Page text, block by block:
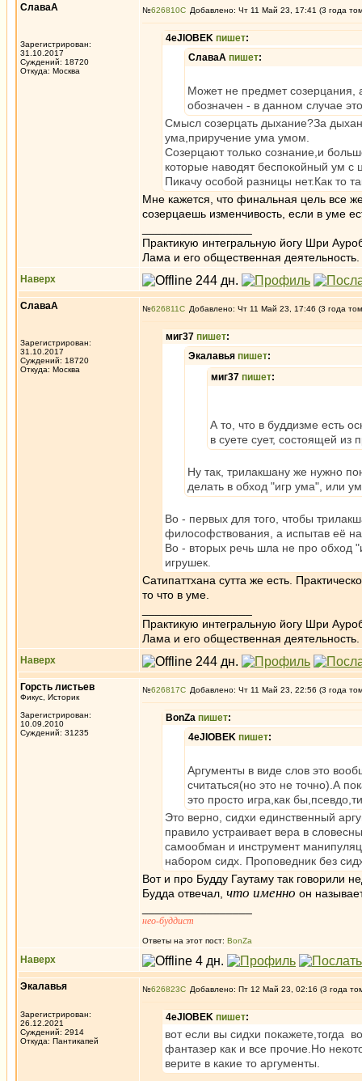
СлаваА
Зарегистрирован:
31.10.2017
Суждений: 18720
Откуда: Москва
№626810 Добавлено: Чт 11 Май 23, 17:41 (3 года
4eJIOBEK пишет:
СлаваА пишет:
Может не предмет созерцания,
обозначен - в данном случае
Смысл созерцать дыхание?За
ума,приручение ума умом.
Созерцают только сознание,и
которые наводят беспокойный ум с
Пикачу особой разницы нет.Как то
Мне кажется, что финальная цель все
созерцаешь изменчивость, если в уме
Практикую интегральную йогу Шри
Лама и его общественная деятельность.
Наверх
СлаваА
Зарегистрирован:
31.10.2017
Суждений: 18720
Откуда: Москва
№626811 Добавлено: Чт 11 Май 23, 17:46 (3 года
миг37 пишет:
Экалавья пишет:
миг37 пишет:
А то, что в буддизме есть
в суете сует, состоящей из
Ну так, трилакшану же нужно
делать в обход "игр ума", или
Во - первых для того, чтобы
философствования, а испытав её
Во - вторых речь шла не про обход
игрушек.
Сатипаттхана сутта же есть.
то что в уме.
Практикую интегральную йогу Шри
Лама и его общественная деятельность.
Наверх
Горсть листьев
Фикус, Историк
Зарегистрирован:
10.09.2010
Суждений: 31235
№626817 Добавлено: Чт 11 Май 23, 22:56 (3 года
BonZa пишет:
4eJIOBEK пишет:
Аргументы в виде слов это
считаться(но это не точно).А
это просто игра,как
Это верно, сидхи единственный
правило устраивает вера в
самообман и инструмент
набором сидх. Проповедник без
Вот и про Будду Гаутаму так говорили
Будда отвечал, что именно он
нео-буддист
Ответы на этот пост: BonZa
Наверх
Экалавья
Зарегистрирован:
26.12.2021
Суждений: 2914
Откуда: Пантикапей
№626823 Добавлено: Пт 12 Май 23, 02:16 (3 года
4eJIOBEK пишет:
вот если вы сидхи покажете,тогда
фантазер как и все прочие.Но
верите в какие то аргументы.